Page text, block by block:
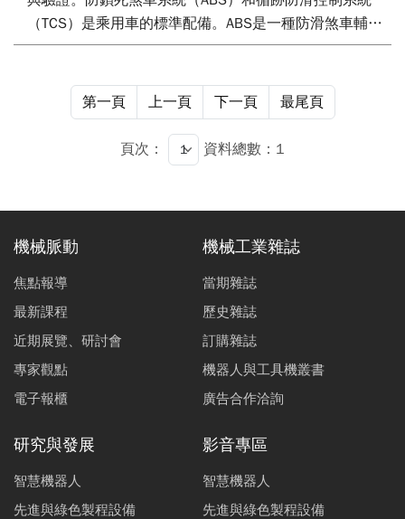
（TCS）是乘用車的標準配備。ABS是一種防滑煞車輔助
系統，透過防止在煞車過程中車輪鎖死來提高安全性。
滑，特別是對失去路面抓地力的車輪進行調整。此HIL即
時平台基於dSPACE車輛模型和模擬環境，並由實際驅動
馬達、液壓煞車系統和Chroma雙軸動力計測試平台組
成，能提供比單軸動力計平台更真實和複雜的測試條件。
兩個動力計軸上。此外，該HIL系統還可以評估ABS/TCS
控制器的控制邏輯和性能表現。
第一頁 上一頁 下一頁 最尾頁
頁次： 資料總數：1
機械脈動
焦點報導
最新課程
近期展覽、研討會
專家觀點
電子報櫃
機械工業雜誌
當期雜誌
歷史雜誌
訂購雜誌
機器人與工具機叢書
廣告合作洽詢
研究與發展
智慧機器人
先進與綠色製程設備
影音專區
智慧機器人
先進與綠色製程設備